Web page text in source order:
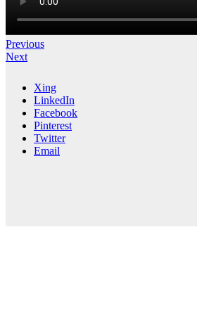
Previous
Next
Xing
LinkedIn
Facebook
Pinterest
Twitter
Email